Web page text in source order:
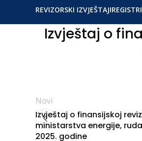
REVIZORSKI IZVJEŠTAJI
Izvještaj o
Novi
Izvještaj o finansijskoj
ministarstva energije,
2025. godine